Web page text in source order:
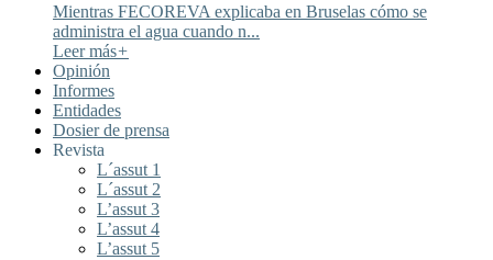
Mientras FECOREVA explicaba en Bruselas cómo se
administra el agua cuando n...
Leer más+
Opinión
Informes
Entidades
Dosier de prensa
Revista
L´assut 1
L´assut 2
L’assut 3
L’assut 4
L’assut 5